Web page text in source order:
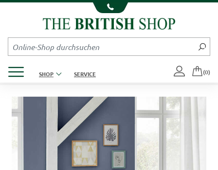
Kompletten Head der Seite überspringen
SHOP SERVICE (0)